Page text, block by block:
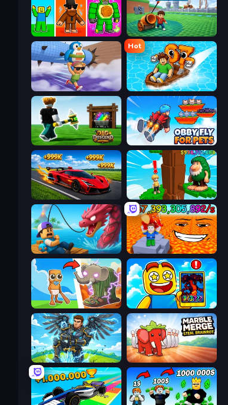
Obby Brainrot Merge Brainrot Tower Defence
BrainZombie Log Escape
Hot
Float for Brainrots
Dig and Descend: Obby Mine Obby Fly For Pets
Steal Beanstalk for Brainrots
Fish It Now Escape Lava for Brainrots!
Brainrot Evolution Obby Cards: The Legend Hunt
Obby: Pull a Sword Marble Merge: Steal Brainrot Game